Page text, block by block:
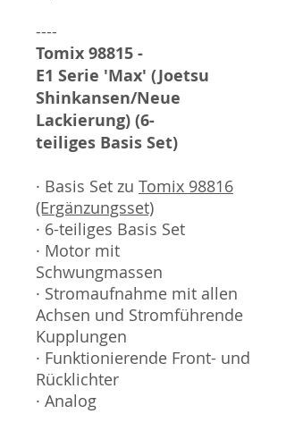
----
Tomix 98815 -
E1 Serie 'Max' (Joetsu
Shinkansen/Neue
Lackierung) (6-
teiliges Basis Set)
· Basis Set zu Tomix 98816
(Ergänzungsset)
· 6-teiliges Basis Set
· Motor mit
Schwungmassen
· Stromaufnahme mit allen
Achsen und Stromführende
Kupplungen
· Funktionierende Front- und
Rücklichter
· Analog